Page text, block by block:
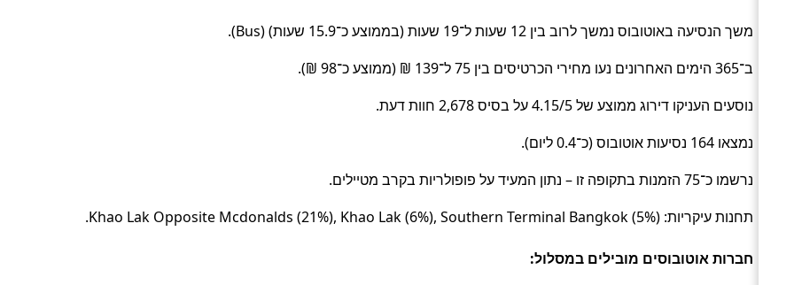
משך הנסיעה באוטובוס נמשך לרוב בין 12 שעות ל־19 שעות (בממוצע כ־15.9 שעות) (Bus).
ב־365 הימים האחרונים נעו מחירי הכרטיסים בין 75 ל־139 ₪ (ממוצע כ־98 ₪).
נוסעים העניקו דירוג ממוצע של 4.15/5 על בסיס 2,678 חוות דעת.
נמצאו 164 נסיעות אוטובוס (כ־0.4 ליום).
נרשמו כ־75 הזמנות בתקופה זו – נתון המעיד על פופולריות בקרב מטיילים.
תחנות עיקריות: Khao Lak Opposite Mcdonalds (21%), Khao Lak (6%), Southern Terminal Bangkok (5%).
חברות אוטובוסים מובילים במסלול: